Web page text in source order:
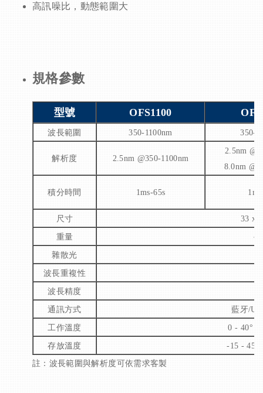
高訊噪比，動態範圍大
規格參數
型號 OFS1100
波長範圍 350-1100nm 350-
解析度 2.5nm @350-1100nm
2.5nm
8.0nm
積分時間 1ms-65s
尺寸 33 x
重量
雜散光
波長重複性
波長精度
通訊方式 藍牙/
工作溫度 0 - 40°
存放溫度
-15 - 45°
註：波長範圍與解析度可依需求客製